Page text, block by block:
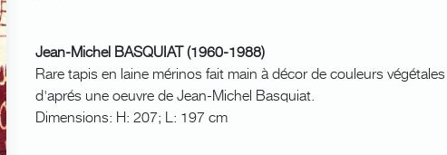
Jean-Michel BASQUIAT (1960-1988)
Rare tapis en laine mérinos fait main à décor de couleurs végétales
d'aprés une oeuvre de Jean-Michel Basquiat.
Dimensions: H: 207; L: 197 cm